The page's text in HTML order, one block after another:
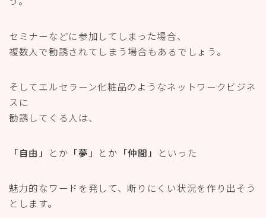
セミナーなどに参加してしまった場合、
複数人で勧誘されてしまう場合もあるでしょう。
そしてエルセラーン化粧品のようなネットワークビジネ
スに
勧誘してくる人は、
「自由」 とか 「夢」 とか 「仲間」 といった
魅力的なワードを発して、断りにくい状況を作り出そう
とします。